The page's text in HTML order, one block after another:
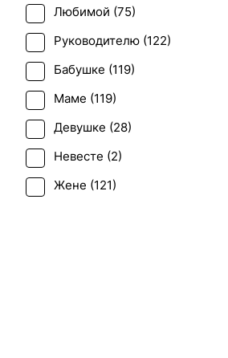
Пасха (2)
Первое свидание (115
Последний звонок (
Рождение ребенка (
Рождество (7
Свадьба (1)
Татьянин день (
Любимой (75)
Руководителю (122)
Бабушке (119)
Маме (119)
Девушке (28)
Невесте (2)
Жене (121)